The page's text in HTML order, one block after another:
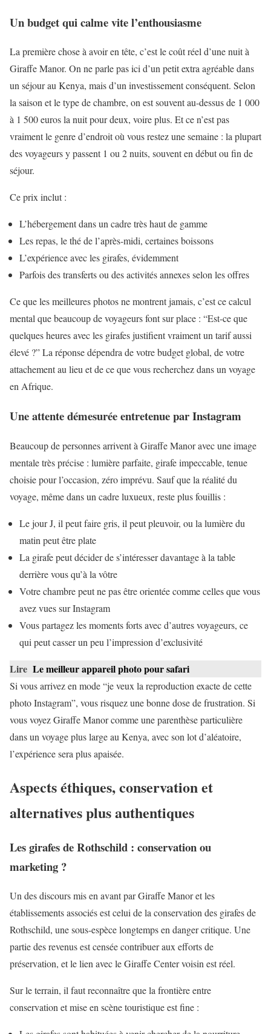
Un budget qui calme vite l’enthousiasme
La première chose à avoir en tête, c’est le coût réel d’une nuit à
Giraffe Manor. On ne parle pas ici d’un petit extra agréable dans
un séjour au Kenya, mais d’un investissement conséquent. Selon
la saison et le type de chambre, on est souvent au-dessus de 1 000
à 1 500 euros la nuit pour deux, voire plus. Et ce n’est pas
vraiment le genre d’endroit où vous restez une semaine : la plupart
des voyageurs y passent 1 ou 2 nuits, souvent en début ou fin de
séjour.
Ce prix inclut :
L’hébergement dans un cadre très haut de gamme
Les repas, le thé de l’après-midi, certaines boissons
L’expérience avec les girafes, évidemment
Parfois des transferts ou des activités annexes selon les offres
Ce que les meilleures photos ne montrent jamais, c’est ce calcul
mental que beaucoup de voyageurs font sur place : “Est-ce que
quelques heures avec les girafes justifient vraiment un tarif aussi
élevé ?” La réponse dépendra de votre budget global, de votre
attachement au lieu et de ce que vous recherchez dans un voyage
en Afrique.
Une attente démesurée entretenue par Instagram
Beaucoup de personnes arrivent à Giraffe Manor avec une image
mentale très précise : lumière parfaite, girafe impeccable, tenue
choisie pour l’occasion, zéro imprévu. Sauf que la réalité du
voyage, même dans un cadre luxueux, reste plus fouillis :
Le jour J, il peut faire gris, il peut pleuvoir, ou la lumière du
matin peut être plate
La girafe peut décider de s’intéresser davantage à la table
derrière vous qu’à la vôtre
Votre chambre peut ne pas être orientée comme celles que vous
avez vues sur Instagram
Vous partagez les moments forts avec d’autres voyageurs, ce
qui peut casser un peu l’impression d’exclusivité
Lire Le meilleur appareil photo pour safari
Si vous arrivez en mode “je veux la reproduction exacte de cette
photo Instagram”, vous risquez une bonne dose de frustration. Si
vous voyez Giraffe Manor comme une parenthèse particulière
dans un voyage plus large au Kenya, avec son lot d’aléatoire,
l’expérience sera plus apaisée.
Aspects éthiques, conservation et
alternatives plus authentiques
Les girafes de Rothschild : conservation ou
marketing ?
Un des discours mis en avant par Giraffe Manor et les
établissements associés est celui de la conservation des girafes de
Rothschild, une sous-espèce longtemps en danger critique. Une
partie des revenus est censée contribuer aux efforts de
préservation, et le lien avec le Giraffe Center voisin est réel.
Sur le terrain, il faut reconnaître que la frontière entre
conservation et mise en scène touristique est fine :